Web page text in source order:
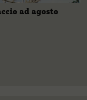
ad agosto